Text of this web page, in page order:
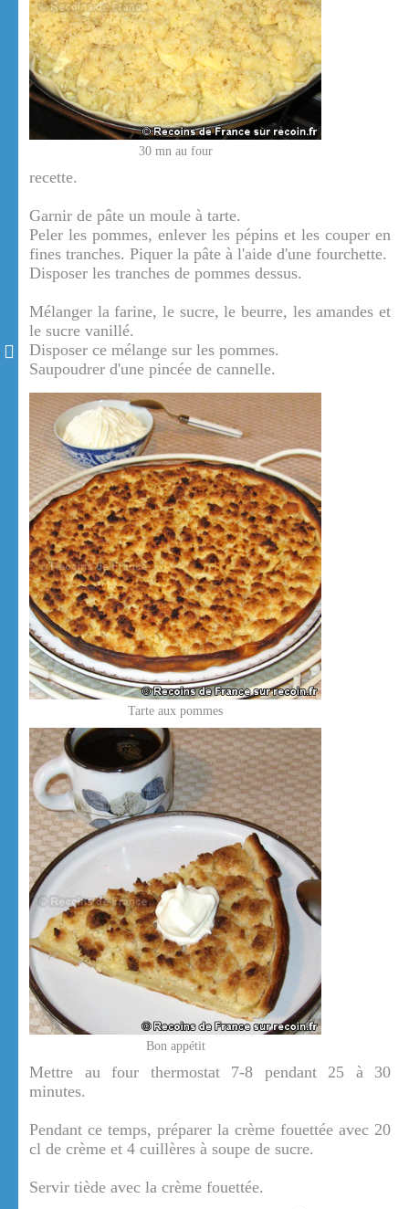
30 mn au four
recette.
Garnir de pâte un moule à tarte.
Peler les pommes, enlever les pépins et les couper en
fines tranches. Piquer la pâte à l'aide d'une fourchette.
Disposer les tranches de pommes dessus.
Mélanger la farine, le sucre, le beurre, les amandes et
le sucre vanillé.
Disposer ce mélange sur les pommes.
Saupoudrer d'une pincée de cannelle.
Tarte aux pommes
Bon appétit
Mettre au four thermostat 7-8 pendant 25 à 30
minutes.
Pendant ce temps, préparer la crème fouettée avec 20
cl de crème et 4 cuillères à soupe de sucre.
Servir tiède avec la crème fouettée.